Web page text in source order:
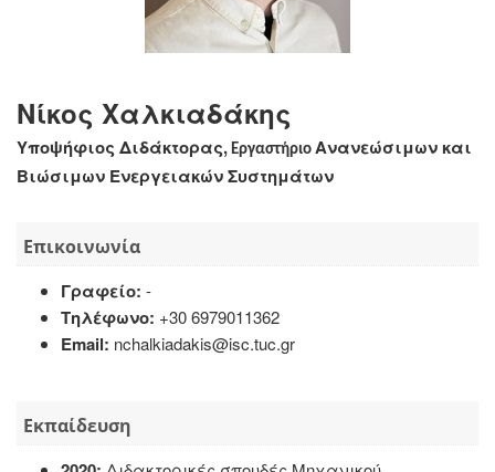
Νίκος Χαλκιαδάκης
Υποψήφιος Διδάκτορας, Εργαστήριο Ανανεώσιμων και
Βιώσιμων Ενεργειακών Συστημάτων
Επικοινωνία
Γραφείο: -
Τηλέφωνο: +30 6979011362
Email: nchalkiadakis@isc.tuc.gr
Εκπαίδευση